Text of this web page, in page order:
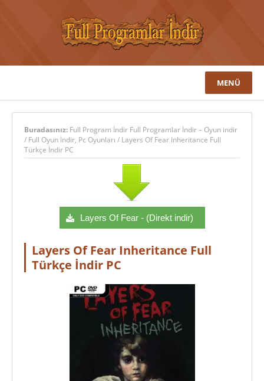
MENÜ
Buradasınız: Full Program İndir Full Programlar İndir – Oyun indir
/ Full Oyun İndir, Pc Oyunları / Layers Of Fear Inheritance Full
Türkçe İndir PC
Layers Of Fear - (Direkt indir)
Layers Of Fear Inheritance Full
Türkçe İndir PC